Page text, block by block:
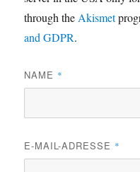
through theAkismet
and GDPR.
NAME *
E-MAIL-ADRESSE *